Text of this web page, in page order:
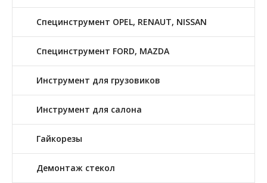
Специнструмент OPEL, RENAUT, NISSAN
Специнструмент FORD, MAZDA
Инструмент для грузовиков
Инструмент для салона
Гайкорезы
Демонтаж стекол